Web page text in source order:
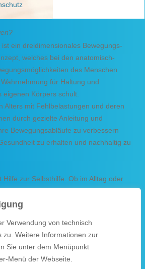
Verwendung von technisch
zu. Weitere Informationen zur
Sie unter dem Menüpunkt
Menü der Webseite.
ein dreidimensionales Bewegungs-
welches bei den anatomisch-
des Menschen
für Haltung und
eigenen Körpers schult.
Alters mit Fehlbelastungen und deren
durch gezielte Anleitung und
Bewegungsabläufe zu verbessern
zu erhalten und nachhaltig zu
Hilfe zur Selbsthilfe. Ob im Alltag oder
gezielter Bewegung Schmerzen